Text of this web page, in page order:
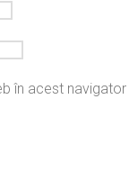
în acest navigator